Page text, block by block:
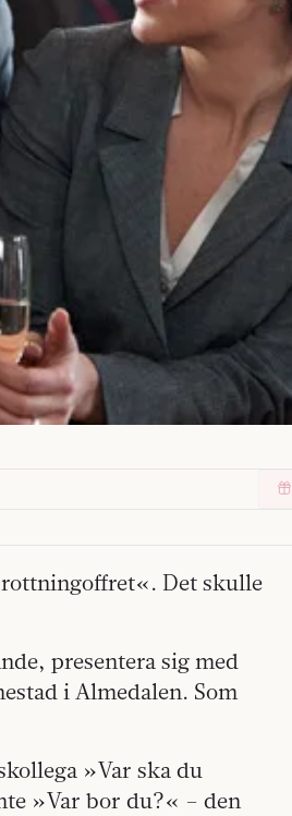
Det skulle
presentera sig med
i Almedalen. Som
»Var ska du
»Var bor du?« – den